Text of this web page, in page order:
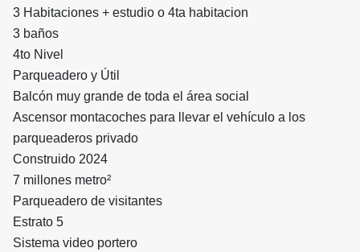
3 Habitaciones + estudio o 4ta habitacion
3 baños
4to Nivel
Parqueadero y Útil
Balcón muy grande de toda el área social
Ascensor montacoches para llevar el vehículo a los
parqueaderos privado
Construido 2024
7 millones metro²
Parqueadero de visitantes
Estrato 5
Sistema video portero